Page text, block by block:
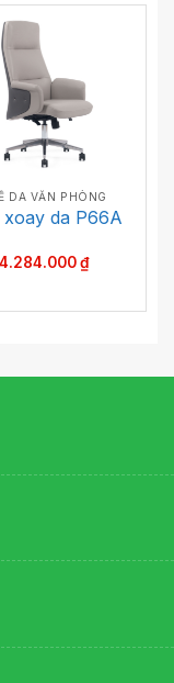
DA VĂN PHÒNG
xoay da P66A
4.284.000₫